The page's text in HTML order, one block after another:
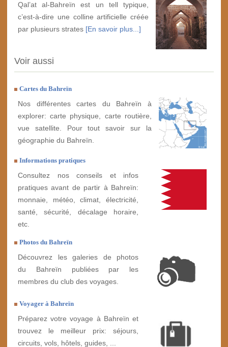
Qal’at al-Bahreïn est un tell typique,
c’est-à-dire une colline artificielle créée
par plusieurs strates [En savoir plus...]
Voir aussi
Cartes du Bahreïn
Nos différentes cartes du Bahreïn à
explorer: carte physique, carte routière,
vue satellite. Pour tout savoir sur la
géographie du Bahreïn.
Informations pratiques
Consultez nos conseils et infos
pratiques avant de partir à Bahreïn:
monnaie, météo, climat, électricité,
santé, sécurité, décalage horaire,
etc.
Photos du Bahreïn
Découvrez les galeries de photos
du Bahreïn publiées par les
membres du club des voyages.
Voyager à Bahreïn
Préparez votre voyage à Bahreïn et
trouvez le meilleur prix: séjours,
circuits, vols, hôtels, guides, ...